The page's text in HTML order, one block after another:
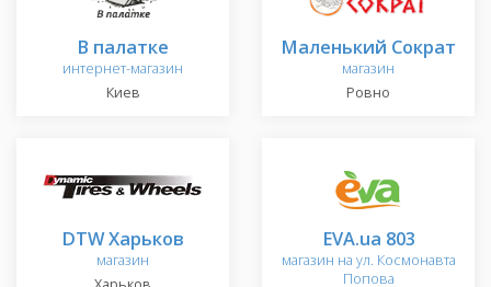
В палатке
интернет-магазин
Киев
Маленький Сократ
магазин
Ровно
DTW Харьков
магазин
EVA.ua 803
магазин на ул. Космонавта
Попова